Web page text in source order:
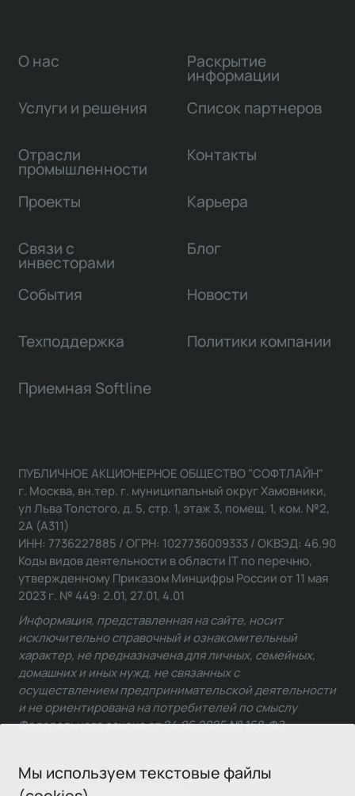
Мы используем текстовые файлы
О нас
Услуги и решения
Отрасли
промышленности
Проекты
Связи с
инвесторами
Раскрытие
информации
Список партнеров
Контакты
Карьера
Блог
События Новости
Техподдержка Политики компании
Приемная Softline
ПУБЛИЧНОЕ АКЦИОНЕРНОЕ ОБЩЕСТВО "СОФТЛАЙН"
г. Москва, вн.тер. г. муниципальный округ Хамовники,
ул Льва Толстого, д. 5, стр. 1, этаж 3, помещ. 1, ком. №2,
2А (А311)
ИНН: 7736227885 / ОГРН: 1027736009333 / ОКВЭД: 46.90
Коды видов деятельности в области IT по перечню,
утвержденному Приказом Минцифры России от 11 мая
2023 г. № 449: 2.01, 27.01, 4.01
Информация, представленная на сайте, носит
исключительно справочный и ознакомительный
характер, не предназначена для личных, семейных,
домашних и иных нужд, не связанных с
осуществлением предпринимательской деятельности
и не ориентирована на потребителей по смыслу
Федерального закона от 24.06.2025 № 168-ФЗ.